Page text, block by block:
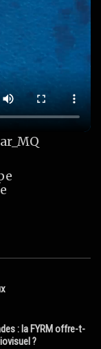
: la FYRM offre-t-
?